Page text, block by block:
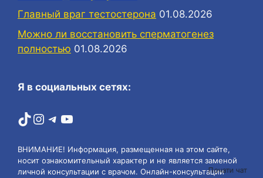
Главный враг тестостерона 01.08.2026
Можно ли восстановить сперматогенез
полностью 01.08.2026
Я в социальных сетях:
TikTok
Instagram
Telegram
YouTube
ВНИМАНИЕ! Информация, размещенная на этом сайте,
носит ознакомительный характер и не является заменой
личной консультации с врачом. Онлайн-консультацииПочати чат